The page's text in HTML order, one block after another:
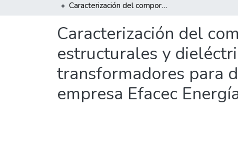
Caracterización del comportamiento mecánico de los elementos estructurales y dieléctricos de las sujeciones de las placas aislantes de transformadores para definir directrices del proceso de fabricación en la empresa Efacec Energía, Máquinas y Equipos Eléctricos S.A.
Caracterización del
estructurales y
transformadores para
empresa Efacec